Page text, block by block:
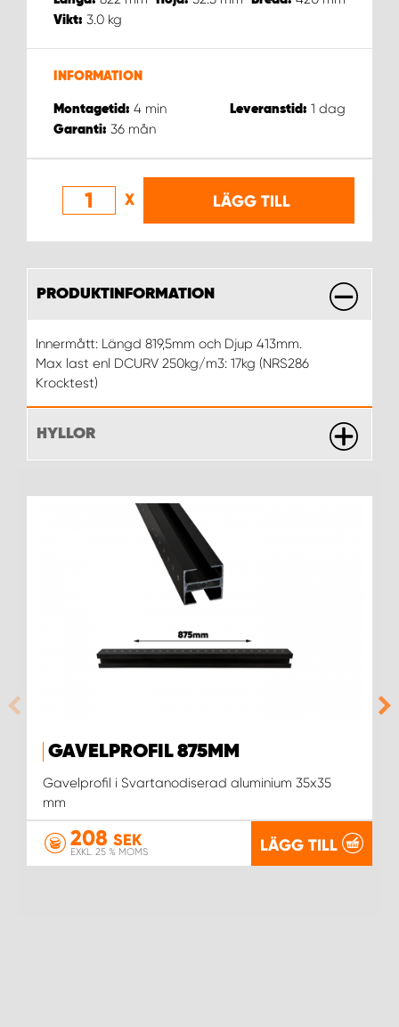
Vikt: 3.0 kg
INFORMATION
Montagetid: 4 min Leveranstid: 1 dag
Garanti: 36 mån
X LÄGG TILL
PRODUKTINFORMATION
Innermått: Längd 819,5mm och Djup 413mm.
Max last enl DCURV 250kg/m3: 17kg (NRS286
Krocktest)
HYLLOR
GAVELPROFIL 875MM
Gavelprofil i Svartanodiserad aluminium 35x35
mm
208 SEK
EXKL. 25 % MOMS LÄGG TILL
WORK SYSTEM SKELLEFTEÅ
WORK SYSTEM STOCKHOLM NORR
WORK SYSTEM STOCKHOLM SYD
WORK SYSTEM SUNDSVALL
WORK SYSTEM TRESTAD
WORK SYSTEM UMEÅ
WORK SYSTEM UPPSALA